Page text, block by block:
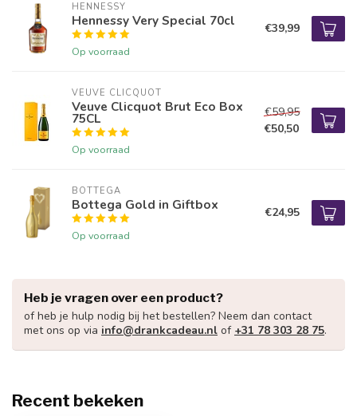
HENNESSY
Hennessy Very Special 70cl
Op voorraad
€39,99
VEUVE CLICQUOT
Veuve Clicquot Brut Eco Box
75CL
Op voorraad
€59,95
€50,50
BOTTEGA
Bottega Gold in Giftbox
Op voorraad
€24,95
Heb je vragen over een product?
of heb je hulp nodig bij het bestellen? Neem dan contact
met ons op via info@drankcadeau.nl of +31 78 303 28 75.
Recent bekeken